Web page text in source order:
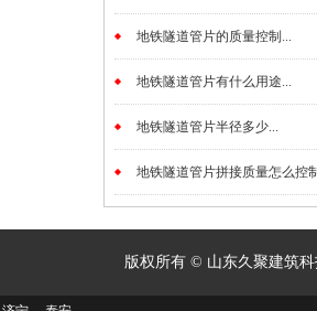
地铁隧道管片的质量控制...
地铁隧道管片有什么用途...
地铁隧道管片半径多少...
地铁隧道管片拼接质量怎么控
版权所有 © 山东久聚建筑科